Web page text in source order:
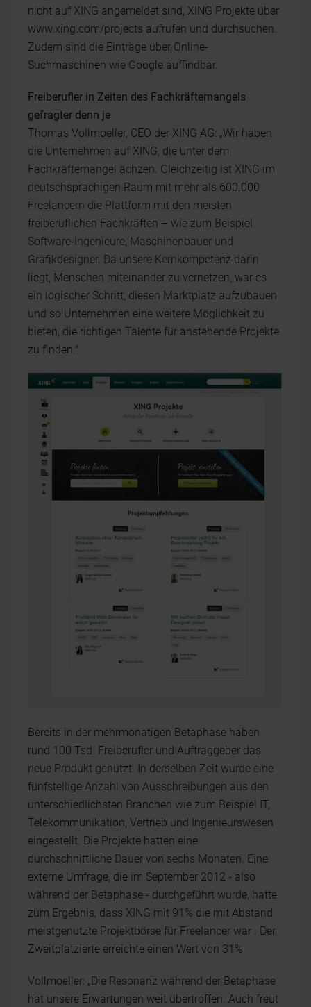
nicht auf XING angemeldet sind, XING Projekte über
www.xing.com/projects aufrufen und durchsuchen.
Zudem sind die Einträge über Online-
Suchmaschinen wie Google auffindbar.
Freiberufler in Zeiten des Fachkräftemangels
gefragter denn je
Thomas Vollmoeller, CEO der XING AG: „Wir haben
die Unternehmen auf XING, die unter dem
Fachkräftemangel ächzen. Gleichzeitig ist XING im
deutschsprachigen Raum mit mehr als 600.000
Freelancern die Plattform mit den meisten
freiberuflichen Fachkräften – wie zum Beispiel
Software-Ingenieure, Maschinenbauer und
Grafikdesigner. Da unsere Kernkompetenz darin
liegt, Menschen miteinander zu vernetzen, war es
ein logischer Schritt, diesen Marktplatz aufzubauen
und so Unternehmen eine weitere Möglichkeit zu
bieten, die richtigen Talente für anstehende Projekte
zu finden."
Bereits in der mehrmonatigen Betaphase haben
rund 100 Tsd. Freiberufler und Auftraggeber das
neue Produkt genutzt. In derselben Zeit wurde eine
fünfstellige Anzahl von Ausschreibungen aus den
unterschiedlichsten Branchen wie zum Beispiel IT,
Telekommunikation, Vertrieb und Ingenieurswesen
eingestellt. Die Projekte hatten eine
durchschnittliche Dauer von sechs Monaten. Eine
externe Umfrage, die im September 2012 - also
während der Betaphase - durchgeführt wurde, hatte
zum Ergebnis, dass XING mit 91% die mit Abstand
meistgenutzte Projektbörse für Freelancer war . Der
Zweitplatzierte erreichte einen Wert von 31%.
Vollmoeller: „Die Resonanz während der Betaphase
hat unsere Erwartungen weit übertroffen. Auch freut